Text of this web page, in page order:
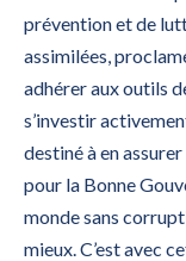
prévention et de
assimilées,
adhérer aux outils
s’investir
destiné à en
pour la Bonne
monde sans
mieux. C’est avec